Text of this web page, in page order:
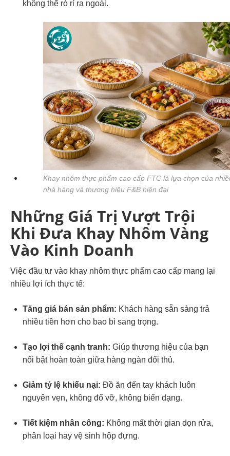
không thể rò rỉ ra ngoài.
Khay nhôm thực phẩm cao cấp FTC là lựa chọn của
nhà hàng và thương hiệu F&B hiện đại
Những Giá Trị Vượt Trội
Khi Đưa Khay Nhôm Vàng
Vào Kinh Doanh
Việc đầu tư vào khay nhôm thực phẩm cao cấp mang lại
nhiều lợi ích thực tế:
Tăng giá bán sản phẩm: Khách hàng sẵn sàng trả
nhiều tiền hơn cho bao bì sang trọng.
Tạo lợi thế cạnh tranh: Giúp thương hiệu của bạn
nổi bật hoàn toàn giữa hàng ngàn đối thủ.
Giảm tỷ lệ khiếu nại: Đồ ăn đến tay khách luôn
nguyên vẹn, không đổ vỡ, không biến dạng.
Tiết kiệm nhân công: Không mất thời gian dọn rửa,
phân loại hay vệ sinh hộp đựng.